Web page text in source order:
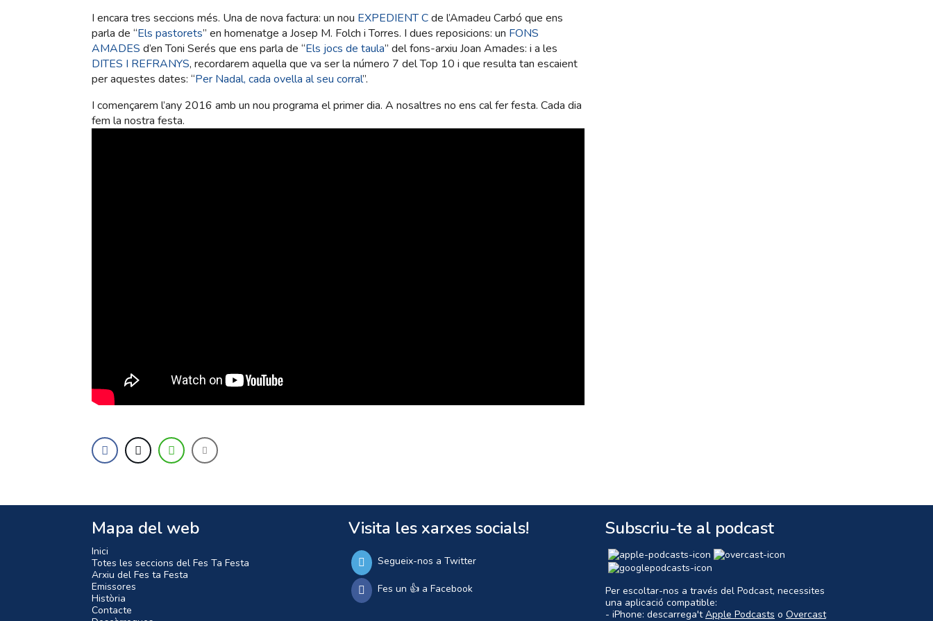
I encara tres seccions més. Una de nova factura: un nou EXPEDIENT Cde l’Amadeu Carbó que ens
parla de “Els pastorets” en homenatge a Josep M. Folch i Torres. I dues reposicions: un FONS
AMADES d’en Toni Serés que ens parla de “Els jocs de taula” del fons-arxiu Joan Amades: i a les
DITES I REFRANYS, recordarem aquella que va ser la número 7 del Top 10 i que resulta tan escaient
per aquestes dates: “Per Nadal, cada ovella al seu corral”.
I començarem l’any 2016 amb un nou programa el primer dia. A nosaltres no ens cal fer festa. Cada dia
fem la nostra festa.
Mapa del web
Inici
Totes les seccions del Fes Ta Festa
Arxiu del Fes ta Festa
Emissores
Història
Contacte
Visita les xarxes socials!
Segueix-nos a Twitter
Fes un 👍 a Facebook
Subscriu-te al podcast
Per escoltar-nos a través del Podcast, necessites
una aplicació compatible:
- iPhone: descarrega'tApple Podcasts o Overcast